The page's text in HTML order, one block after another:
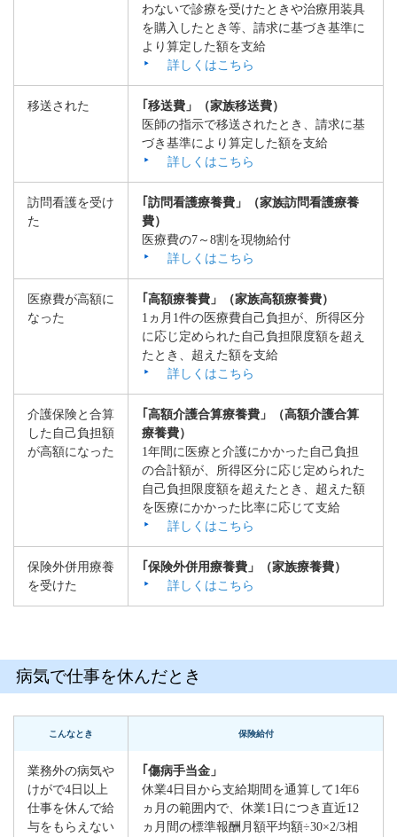
わないで診療を受けたときや治療用装具
を購入したとき等、請求に基づき基準に
より算定した額を支給
詳しくはこちら
移送された
｢移送費」（家族移送費）
医師の指示で移送されたとき、請求に基
づき基準により算定した額を支給
詳しくはこちら
訪問看護を受け
た
｢訪問看護療養費」（家族訪問看護療養
費）
医療費の7～8割を現物給付
詳しくはこちら
医療費が高額に
なった
｢高額療養費」（家族高額療養費）
1ヵ月1件の医療費自己負担が、所得区分
に応じ定められた自己負担限度額を超え
たとき、超えた額を支給
詳しくはこちら
介護保険と合算
した自己負担額
が高額になった
｢高額介護合算療養費」（高額介護合算
療養費）
1年間に医療と介護にかかった自己負担
の合計額が、所得区分に応じ定められた
自己負担限度額を超えたとき、超えた額
を医療にかかった比率に応じて支給
詳しくはこちら
保険外併用療養
を受けた
｢保険外併用療養費」（家族療養費）
詳しくはこちら
病気で仕事を休んだとき
こんなとき 保険給付
業務外の病気や
けがで4日以上
仕事を休んで給
与をもらえない
｢傷病手当金」
休業4日目から支給期間を通算して1年6
ヵ月の範囲内で、休業1日につき直近12
ヵ月間の標準報酬月額平均額÷30×2/3相